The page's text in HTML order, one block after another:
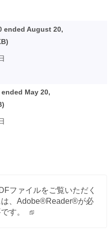
ended August 20,
May 20,
ファイルをご覧いただく
は、Adobe®Reader®が必
す。